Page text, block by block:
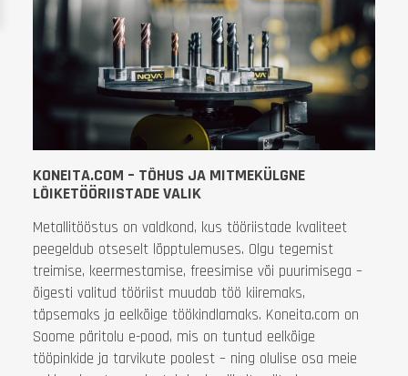
KONEITA.COM – TÕHUS JA MITMEKÜLGNE
LÕIKETÖÖRIISTADE VALIK
Metallitööstus on valdkond, kus tööriistade kvaliteet
peegeldub otseselt lõpptulemuses. Olgu tegemist
treimise, keermestamise, freesimise või puurimisega –
õigesti valitud tööriist muudab töö kiiremaks,
täpsemaks ja eelkõige töökindlamaks. Koneita.com on
Soome päritolu e-pood, mis on tuntud eelkõige
tööpinkide ja tarvikute poolest – ning olulise osa meie